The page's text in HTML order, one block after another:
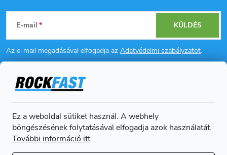
Ez a weboldal sütiket használ. A webhely
böngészésének folytatásával elfogadja azok használatát.
További információ itt.
L
á
b
E-mail
Az e-mail megadásával elfogadja az Adatvédelmi szabályzatot.
KÜLDÉS
Információ az Ön számára
Online fizetési lehetőséget biztosítunk